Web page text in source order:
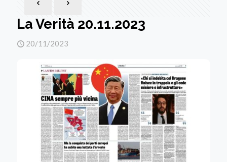
La Verità 20.11.2023
20/11/2023